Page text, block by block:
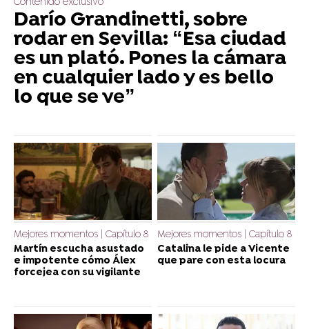
Contenido exclusivo
Darío Grandinetti, sobre
rodar en Sevilla: “Esa ciudad
es un plató. Pones la cámara
en cualquier lado y es bello
lo que se ve”
Mejores momentos | Capítulo 8
Martín escucha asustado
e impotente cómo Álex
forcejea con su vigilante
Mejores momentos | Capítulo 8
Catalina le pide a Vicente
que pare con esta locura